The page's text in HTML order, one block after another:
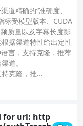
道精确的“准确度、
标受模型版本、CUDA
质量以及字幕长度影
据渠道特性给出定性
言，支持克隆，推荐
道。
克隆，推...
for url: http